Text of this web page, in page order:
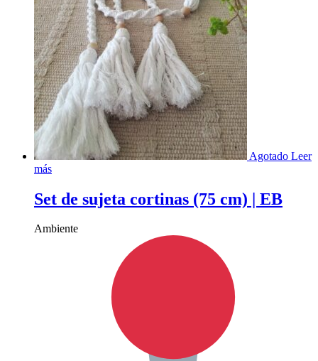
Agotado Leer
más
Set de sujeta cortinas (75 cm) | EB
Ambiente